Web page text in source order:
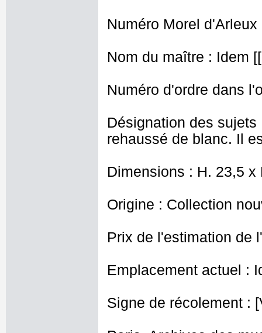
Numéro Morel d'Arleux
Nom du maître : Idem
Numéro d'ordre dans
Désignation des
rehaussé de blanc. Il
Dimensions : H. 23,5 x
Origine : Collection
Prix de l'estimation de
Emplacement actuel :
Signe de récolement :